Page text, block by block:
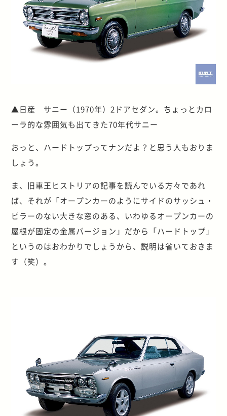
▲日産 サニー（1970年）2ドアセダン。ちょっとカロ
ーラ的な雰囲気も出てきた70年代サニー
おっと、ハードトップってナンだよ？と思う人もおりま
しょう。
ま、旧車王ヒストリアの記事を読んでいる方々であれ
ば、それが「オープンカーのようにサイドのサッシュ・
ピラーのない大きな窓のある、いわゆるオープンカーの
屋根が固定の金属バージョン」だから「ハードトップ」
というのはおわかりでしょうから、説明は省いておきま
す（笑）。